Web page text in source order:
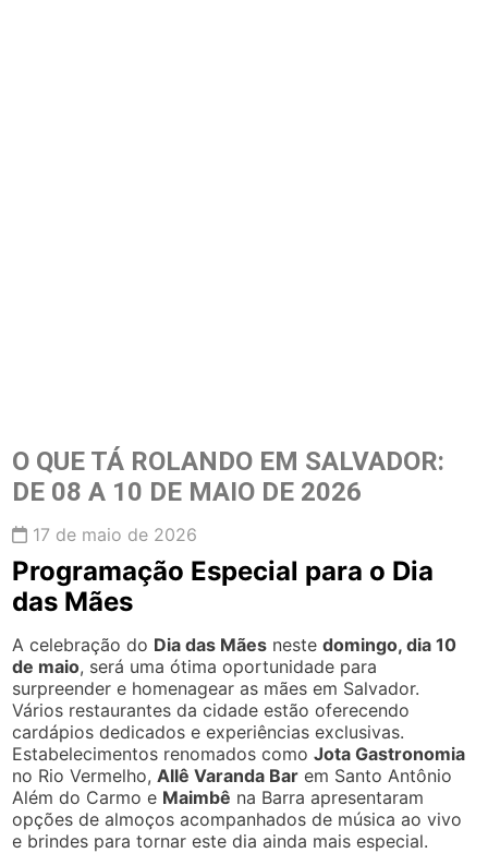
O QUE TÁ ROLANDO EM SALVADOR:
DE 08 A 10 DE MAIO DE 2026
17 de maio de 2026
Programação Especial para o Dia
das Mães
A celebração do Dia das Mães nestedomingo, dia 10
de maio, será uma ótima oportunidade para
surpreender e homenagear as mães em Salvador.
Vários restaurantes da cidade estão oferecendo
cardápios dedicados e experiências exclusivas.
Estabelecimentos renomados comoJota Gastronomia
no Rio Vermelho, Allê Varanda Bar em Santo Antônio
Além do Carmo e Maimbê na Barra apresentaram
opções de almoços acompanhados de música ao vivo
e brindes para tornar este dia ainda mais especial.